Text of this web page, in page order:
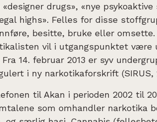
drugs», «nye
highs». Felles for disse
besitte, bruke eller
vil i utgangspunktet være
14. februar 2013 er syv
i ny narkotikaforskrift (SIRUS,
til Akan i perioden 2002 til
som omhandler narkotika